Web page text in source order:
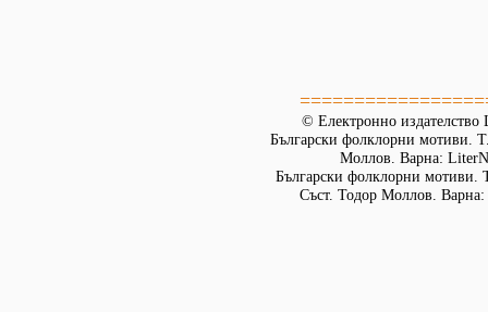
© Електронно издателство
Български фолклорни мотиви.
Моллов. Варна:
Български фолклорни
Съст. Тодор Моллов.